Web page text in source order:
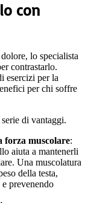
con
lo specialista
contrastarlo.
esercizi per la
per chi soffre
di vantaggi.
forza muscolare:
aiuta a mantenerli
Una muscolatura
della testa,
prevenendo